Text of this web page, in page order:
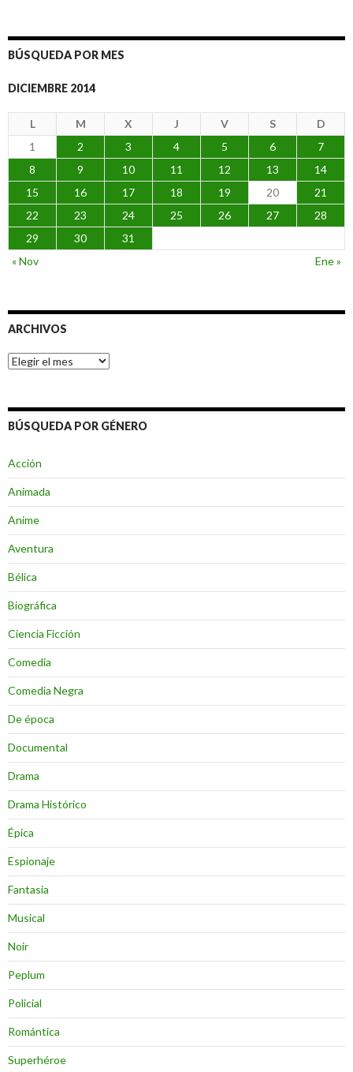
BÚSQUEDA POR MES
DICIEMBRE 2014
L M X J V S
D
1
2 3 4 5 6
7
8
9 10 11 12 13
14
15
16 17 18 19 20
21
22
23 24 25 26 27
28
29
30
31
« Nov
Ene »
ARCHIVOS
Archivos
BÚSQUEDA POR GÉNERO
Acción
Animada
Anime
Aventura
Bélica
Biográfica
Ciencia Ficción
Comedia
Comedia Negra
De época
Documental
Drama
Drama Histórico
Épica
Espionaje
Fantasia
Musical
Noir
Peplum
Policial
Romántica
Superhéroe